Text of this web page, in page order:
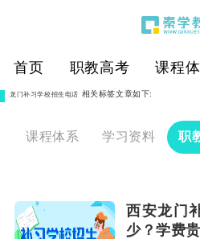
首页 职教高考 课程
龙门补习学校招生电话 相关标签文章如下:
课程体系 学习资料 职
西安龙门
少？学费